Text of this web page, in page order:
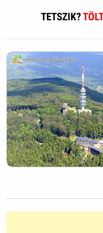
TETSZIK?